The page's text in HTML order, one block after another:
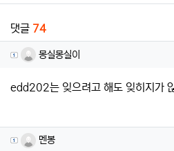
댓글 74
몽실몽실이님의 댓글
몽실몽실이
edd202는 잊으려고 해도 잊히지가
멘봉님의 댓글
멘봉